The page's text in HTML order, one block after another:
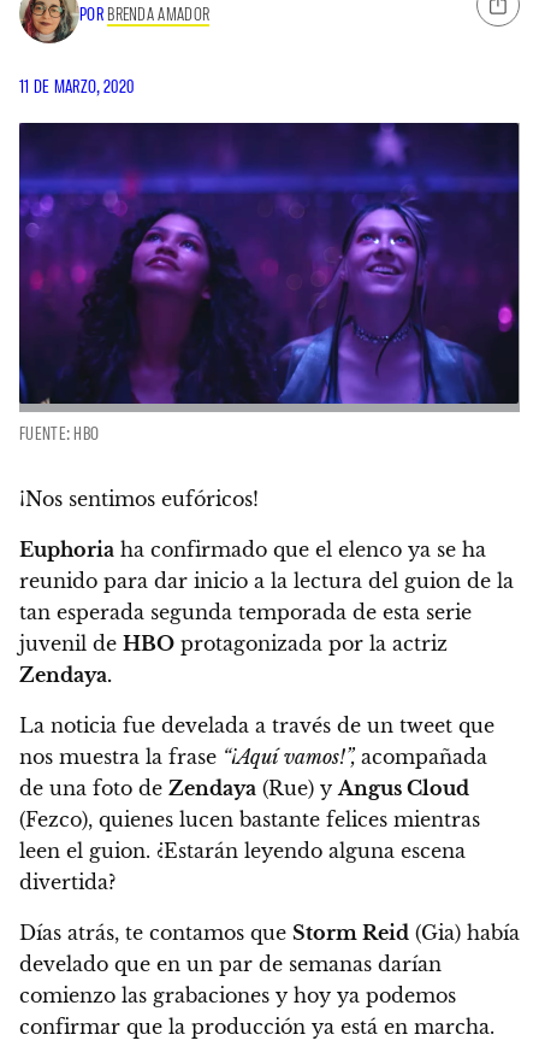
POR BRENDA AMADOR
11 DE MARZO, 2020
FUENTE: HBO
¡Nos sentimos eufóricos!
Euphoria ha confirmado que el elenco ya se ha
reunido para dar inicio a la lectura del guion de la
tan esperada segunda temporada de esta serie
juvenil de HBO protagonizada por la actriz
Zendaya.
La noticia fue develada a través de un tweet que
nos muestra la frase “¡Aquí vamos!”, acompañada
de una foto de Zendaya (Rue) yAngus Cloud
(Fezco), quienes lucen bastante felices mientras
leen el guion. ¿Estarán leyendo alguna escena
divertida?
Días atrás, te contamos que Storm Reid (Gia) había
develado que en un par de semanas darían
comienzo las grabaciones y hoy ya podemos
confirmar que la producción ya está en marcha.